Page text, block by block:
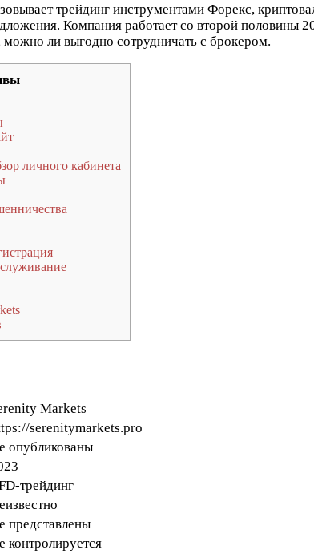
трейдинг инструментами Форекс,
Компания работает со второй половины
ли выгодно сотрудничать с брокером.
личного кабинета
Markets
serenitymarkets.pro
опубликованы
трейдинг
представлены
контролируется